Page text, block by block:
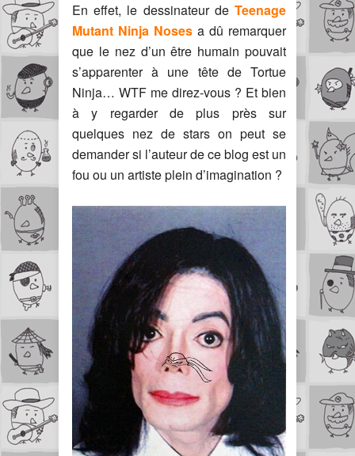
En effet, le dessinateur de Teenage
Mutant Ninja Noses a dû remarquer
que le nez d’un être humain pouvait
s’apparenter à une tête de Tortue
Ninja… WTF me direz-vous ? Et bien
à y regarder de plus près sur
quelques nez de stars on peut se
demander si l’auteur de ce blog est un
fou ou un artiste plein d’imagination ?